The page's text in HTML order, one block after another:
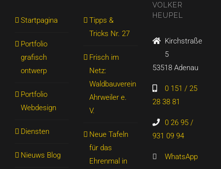
Startpagina
Portfolio
grafisch
ontwerp
Portfolio
Webdesign
Diensten
Nieuws Blog
Tipps &
Tricks Nr. 27
Frisch im
Netz:
Waldbauverein
Ahrweiler e.
V.
Neue Tafeln
für das
Ehrenmal in
VOLKER
HEUPEL
Kirchstraße
5
53518 Adenau
0 151 / 25
28 38 81
0 26 95 /
931 09 94
WhatsApp